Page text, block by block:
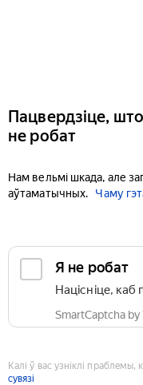
Пацвердзіце,
не робат
Нам вельмі шкада, але
аўтаматычных.
Чаму
Я не робат
Націсніце, каб
SmartCaptcha by
Калі ў вас узніклі праблемы,
сувязі